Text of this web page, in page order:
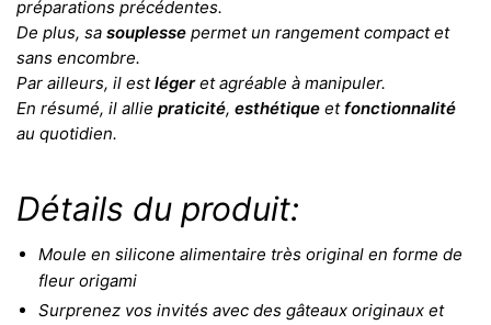
préparations précédentes.
De plus, sa souplesse permet un rangement compact et
sans encombre.
Par ailleurs, il estlégeret agréable à manipuler.
En résumé, il allie praticité, esthétique etfonctionnalité
au quotidien.
Détails du produit:
Moule en silicone alimentaire très original en forme de
fleur origami
Surprenez vos invités avec des gâteaux originaux et